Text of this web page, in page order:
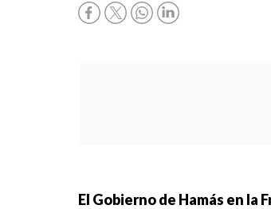
El Gobierno de Hamás en la